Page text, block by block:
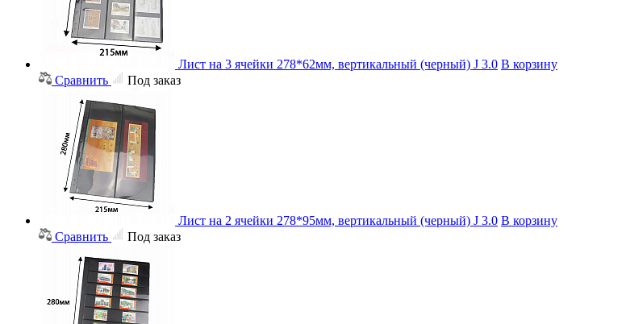
Лист на 3 ячейки 278*62мм, вертикальный (черный) J 3.0 В корзину
Сравнить
Под заказ
Лист на 2 ячейки 278*95мм, вертикальный (черный) J 3.0 В корзину
Сравнить
Под заказ